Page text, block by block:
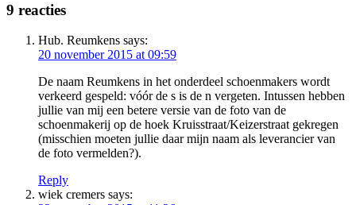
9 reacties
Hub. Reumkens says:
20 november 2015 at 09:59
De naam Reumkens in het onderdeel schoenmakers wordt
verkeerd gespeld: vóór de s is de n vergeten. Intussen hebben
jullie van mij een betere versie van de foto van de
schoenmakerij op de hoek Kruisstraat/Keizerstraat gekregen
(misschien moeten jullie daar mijn naam als leverancier van
de foto vermelden?).
Reply
wiek cremers says: